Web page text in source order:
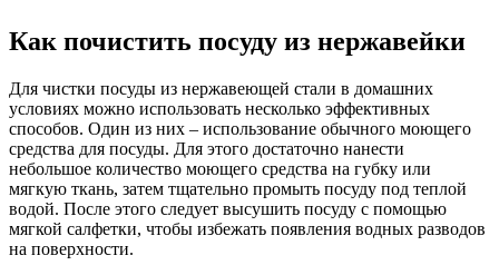
Как почистить посуду из нержавейки
Для чистки посуды из нержавеющей стали в домашних
условиях можно использовать несколько эффективных
способов. Один из них – использование обычного моющего
средства для посуды. Для этого достаточно нанести
небольшое количество моющего средства на губку или
мягкую ткань, затем тщательно промыть посуду под теплой
водой. После этого следует высушить посуду с помощью
мягкой салфетки, чтобы избежать появления водных разводов
на поверхности.